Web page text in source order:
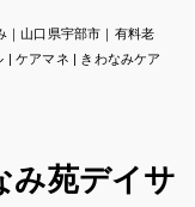
｜山口県宇部市｜有料老
| ケアマネ | きわなみケア
み苑デイサ